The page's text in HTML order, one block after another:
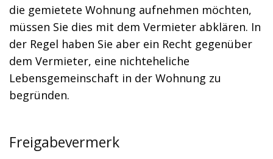
die gemietete Wohnung aufnehmen möchten,
müssen Sie dies mit dem Vermieter abklären. In
der Regel haben Sie aber ein Recht gegenüber
dem Vermieter, eine nichteheliche
Lebensgemeinschaft in der Wohnung zu
begründen.
Freigabevermerk